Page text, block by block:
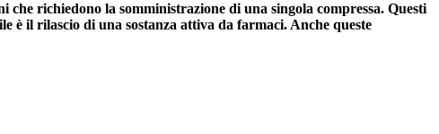
richiedono la somministrazione di una singola compressa. Questi
è il rilascio di una sostanza attiva da farmaci. Anche queste